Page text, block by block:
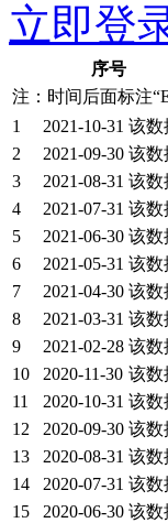
立即登
序号
注：时间后面标注“
1
2021-10-31 该数
2
2021-09-30 该数
3
2021-08-31 该数
4
2021-07-31 该数
5
2021-06-30 该数
6
2021-05-31 该数
7
2021-04-30 该数
8
2021-03-31 该数
9
2021-02-28 该数
10
2020-11-30 该数
11
2020-10-31 该数
12
2020-09-30 该数
13
2020-08-31 该数
14
2020-07-31 该数
15
2020-06-30 该数